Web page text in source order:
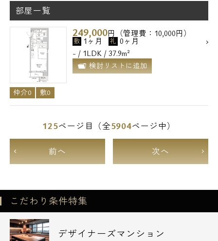
部屋一覧
249,000円（管理費：10,000円）
敷 1ヶ月 礼 0ヶ月
- / 1LDK / 37.9m²
検討リストに追加
仲介0 敷0
125ページ目（全5904ページ中）
前へ 次へ
こだわり条件特集
デザイナーズマンション